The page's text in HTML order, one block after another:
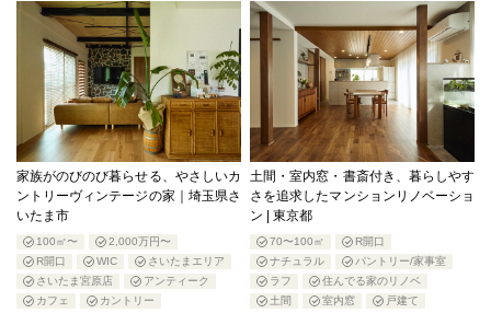
家族がのびのび暮らせる、やさしいカ
ントリーヴィンテージの家｜埼玉県さ
いたま市
100㎡〜
2,000万円〜
R開口
WIC
さいたまエリア
さいたま宮原店
アンティーク
カフェ
カントリー
土間・室内窓・書斎付き、暮らしやす
さを追求したマンションリノベーショ
ン | 東京都
70〜100㎡
R開口
ナチュラル
パントリー/家事室
ラフ
住んでる家のリノベ
土間
室内窓
戸建て